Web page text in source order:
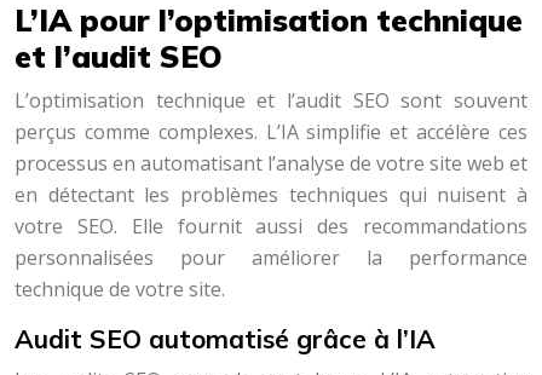
L’IA pour l’optimisation technique
et l’audit SEO
L’optimisation technique et l’audit SEO sont souvent
perçus comme complexes. L’IA simplifie et accélère ces
processus en automatisant l’analyse de votre site web et
en détectant les problèmes techniques qui nuisent à
votre SEO. Elle fournit aussi des recommandations
personnalisées pour améliorer la performance
technique de votre site.
Audit SEO automatisé grâce à l’IA